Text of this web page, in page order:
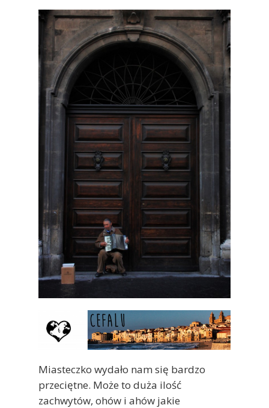
Miasteczko wydało nam się bardzo
przeciętne. Może to duża ilość
zachwytów, ohów i ahów jakie